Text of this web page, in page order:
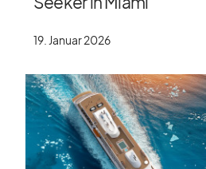
19. Januar 2026